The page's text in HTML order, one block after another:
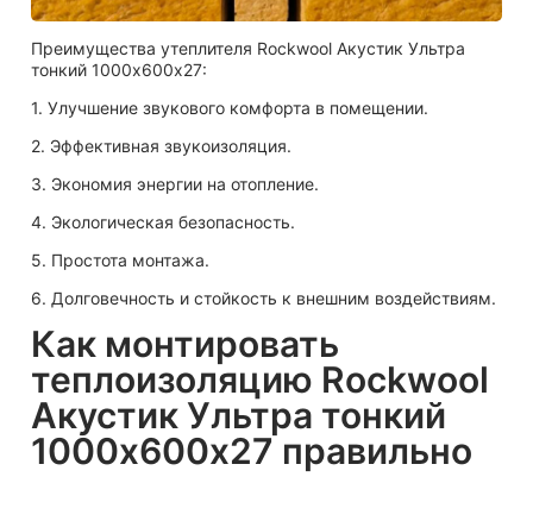
Преимущества утеплителя Rockwool Акустик Ультра
тонкий 1000х600х27:
1. Улучшение звукового комфорта в помещении.
2. Эффективная звукоизоляция.
3. Экономия энергии на отопление.
4. Экологическая безопасность.
5. Простота монтажа.
6. Долговечность и стойкость к внешним воздействиям.
Как монтировать
теплоизоляцию Rockwool
Акустик Ультра тонкий
1000х600х27 правильно